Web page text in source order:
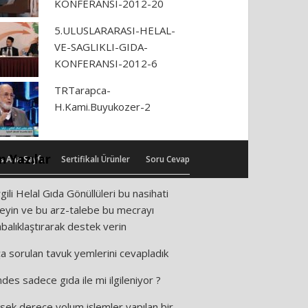
KONFERANSI-2012-20
5.ULUSLARARASI-HELAL-
VE-SAGLIKLI-GIDA-
KONFERANSI-2012-6
TRTarapca-
H.Kami.Buyukozer-2
Yazılar
Helal Gıda Gönüllüleri bu nasihati
ve bu arz-talebe bu mecrayı
destek verin
sorulan tavuk yemlerini cevapladık
sadece gıda ile mi ilgileniyor ?
Ana Sayfa Sertifikalı Ürünler Soru Cevap